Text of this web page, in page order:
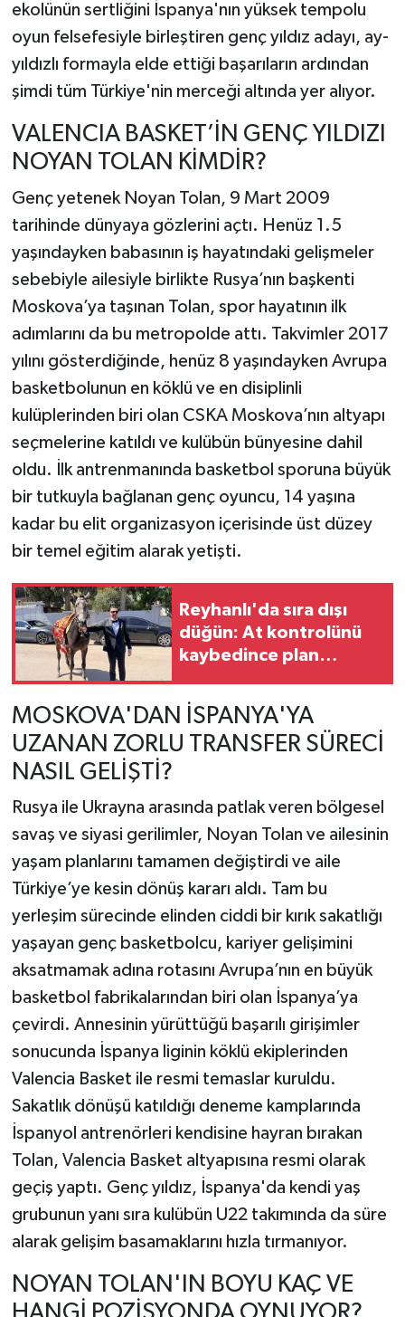
ekolünün sertliğini İspanya'nın yüksek tempolu
oyun felsefesiyle birleştiren genç yıldız adayı, ay-
yıldızlı formayla elde ettiği başarıların ardından
şimdi tüm Türkiye'nin merceği altında yer alıyor.
VALENCIA BASKET’İN GENÇ YILDIZI
NOYAN TOLAN KİMDİR?
Genç yetenek Noyan Tolan, 9 Mart 2009
tarihinde dünyaya gözlerini açtı. Henüz 1.5
yaşındayken babasının iş hayatındaki gelişmeler
sebebiyle ailesiyle birlikte Rusya’nın başkenti
Moskova’ya taşınan Tolan, spor hayatının ilk
adımlarını da bu metropolde attı. Takvimler 2017
yılını gösterdiğinde, henüz 8 yaşındayken Avrupa
basketbolunun en köklü ve en disiplinli
kulüplerinden biri olan CSKA Moskova’nın altyapı
seçmelerine katıldı ve kulübün bünyesine dahil
oldu. İlk antrenmanında basketbol sporuna büyük
bir tutkuyla bağlanan genç oyuncu, 14 yaşına
kadar bu elit organizasyon içerisinde üst düzey
bir temel eğitim alarak yetişti.
Reyhanlı'da sıra dışı
düğün: At kontrolünü
kaybedince plan
MOSKOVA'DAN İSPANYA'YA
UZANAN ZORLU TRANSFER SÜRECİ
NASIL GELİŞTİ?
Rusya ile Ukrayna arasında patlak veren bölgesel
savaş ve siyasi gerilimler, Noyan Tolan ve ailesinin
yaşam planlarını tamamen değiştirdi ve aile
Türkiye’ye kesin dönüş kararı aldı. Tam bu
yerleşim sürecinde elinden ciddi bir kırık sakatlığı
yaşayan genç basketbolcu, kariyer gelişimini
aksatmamak adına rotasını Avrupa’nın en büyük
basketbol fabrikalarından biri olan İspanya’ya
çevirdi. Annesinin yürüttüğü başarılı girişimler
sonucunda İspanya liginin köklü ekiplerinden
Valencia Basket ile resmi temaslar kuruldu.
Sakatlık dönüşü katıldığı deneme kamplarında
İspanyol antrenörleri kendisine hayran bırakan
Tolan, Valencia Basket altyapısına resmi olarak
geçiş yaptı. Genç yıldız, İspanya'da kendi yaş
grubunun yanı sıra kulübün U22 takımında da süre
alarak gelişim basamaklarını hızla tırmanıyor.
NOYAN TOLAN'IN BOYU KAÇ VE